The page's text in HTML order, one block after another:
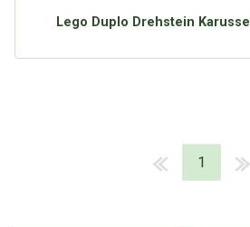
Lego Duplo Drehstein
1